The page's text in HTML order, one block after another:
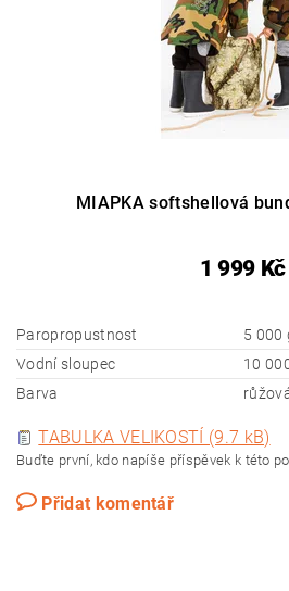
MIAPKA softshellová
1 999 Kč
Paropropustnost
5 000
Vodní sloupec
10
Barva
TABULKA VELIKOSTÍ (9.7 kB)
Buďte první, kdo napíše příspěvek k této
Přidat komentář